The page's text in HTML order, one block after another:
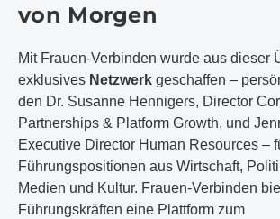
von Morgen
Mit Frauen-Verbinden wurde aus dieser
exklusives Netzwerk geschaffen –
den Dr. Susanne Hennigers, Director
Partnerships & Platform Growth, und
Executive Director Human Resources –
Führungspositionen aus Wirtschaft,
Medien und Kultur. Frauen-Verbinden
Führungskräften eine Plattform zum